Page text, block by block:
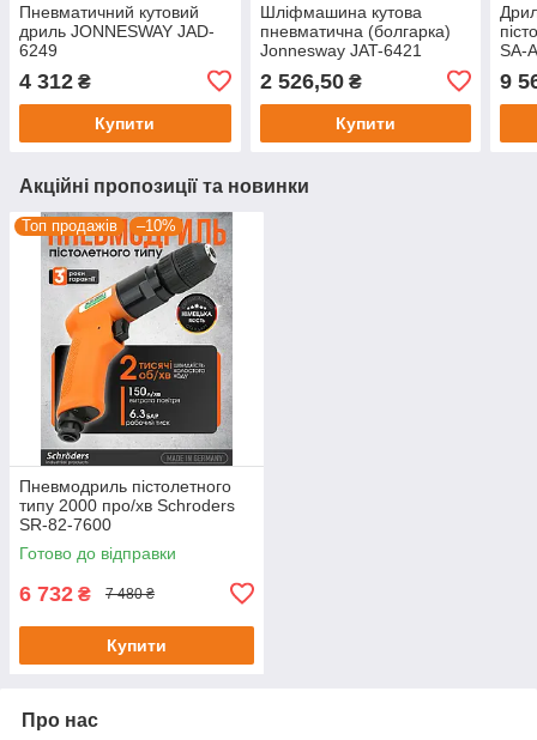
Пневматичний кутовий
дриль JONNESWAY JAD-
6249
4 312 ₴
Купити
Шліфмашина кутова
пневматична (болгарка)
Jonnesway JAT-6421
2 526,50₴
Купити
SA-
9
Акційні пропозиції та новинки
Топ продажів –10%
Пневмодриль пістолетного
типу 2000 про/хв Schroders
SR-82-7600
Готово до відправки
6 732 ₴ 7 480 ₴
Купити
Про нас